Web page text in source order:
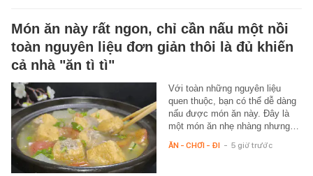
Món ăn này rất ngon, chỉ cần nấu một nồi
toàn nguyên liệu đơn giản thôi là đủ khiến
cả nhà "ăn tì tì"
Với toàn những nguyên liệu
quen thuộc, bạn có thể dễ dàng
nấu được món ăn này. Đây là
một món ăn nhẹ nhàng nhưng…
ĂN - CHƠI - ĐI - 5 giờ trước